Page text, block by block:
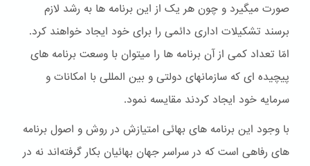
صورت ميگيرد و چون هر يک از اين برنامه ها به رشد لازم
برسند تشکيلات اداری دائمی را برای خود ايجاد خواهند کرد.
امّا تعداد کمی از آن برنامه ها را ميتوان با وسعت برنامه های
پيچيده ای که سازمانهای دولتی و بين المللی با امکانات و
سرمايه خود ايجاد کردند مقايسه نمود.
با وجود اين برنامه های بهائی امتيازش در روش و اصول برنامه
های رفاهی است که در سراسر جهان بهائيان بکار گرفته‌اند نه در